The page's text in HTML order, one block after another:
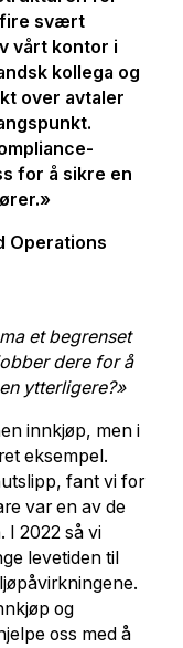
fire svært
vårt kontor i
kollega og
over avtaler
for å sikre en
Operations
et begrenset
dere for å
ytterligere?»
innkjøp, men i
eksempel.
fant vi for
var en av de
I 2022 så vi
levetiden til
og
oss med å